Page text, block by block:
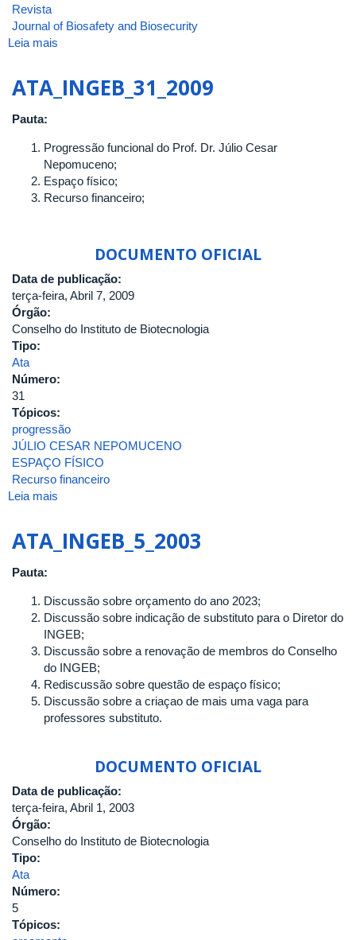
Revista
Journal of Biosafety and Biosecurity
Leia mais
ATA_INGEB_31_2009
Pauta:
Progressão funcional do Prof. Dr. Júlio Cesar
Nepomuceno;
Espaço físico;
Recurso financeiro;
DOCUMENTO OFICIAL
Data de publicação:
terça-feira, Abril 7, 2009
Órgão:
Conselho do Instituto de Biotecnologia
Tipo:
Ata
Número:
31
Tópicos:
progressão
JÚLIO CESAR NEPOMUCENO
ESPAÇO FÍSICO
Recurso financeiro
Leia mais
ATA_INGEB_5_2003
Pauta:
Discussão sobre orçamento do ano 2023;
Discussão sobre indicação de substituto para o Diretor do
INGEB;
Discussão sobre a renovação de membros do Conselho
do INGEB;
Rediscussão sobre questão de espaço físico;
Discussão sobre a criaçao de mais uma vaga para
professores substituto.
DOCUMENTO OFICIAL
Data de publicação:
terça-feira, Abril 1, 2003
Órgão:
Conselho do Instituto de Biotecnologia
Tipo:
Ata
Número:
5
Tópicos: